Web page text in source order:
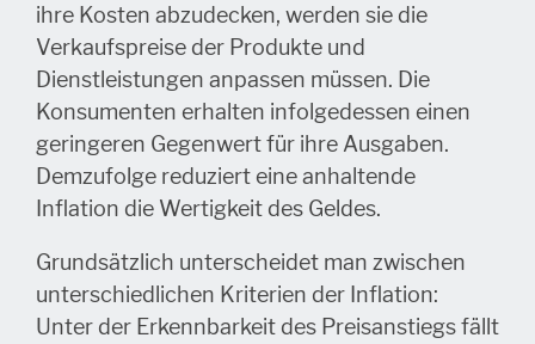
ihre Kosten abzudecken, werden sie die
Verkaufspreise der Produkte und
Dienstleistungen anpassen müssen. Die
Konsumenten erhalten infolgedessen einen
geringeren Gegenwert für ihre Ausgaben.
Demzufolge reduziert eine anhaltende
Inflation die Wertigkeit des Geldes.
Grundsätzlich unterscheidet man zwischen
unterschiedlichen Kriterien der Inflation:
Unter der Erkennbarkeit des Preisanstiegs fällt